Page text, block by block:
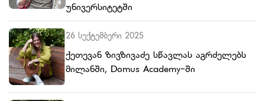
უნივერსიტეტში
26 სექტემბერი 2025
ქეთევან ზივზივაძე სწავლას აგრძელებს
მილანში, Domus Academy-ში